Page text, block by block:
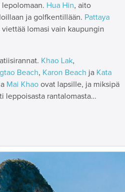
Hua Hin, aito
ja golfkentillään. Pattaya
lomasi vain kaupungin
Khao Lak,
Beach, Karon Beach ja Kata
Mai Khao ovat lapsille, ja miksipä
leppoisasta rantalomasta…